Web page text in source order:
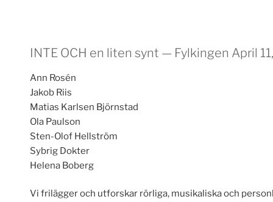
INTE OCH en liten synt — Fylkingen April
Ann Rosén
Jakob Riis
Matias Karlsen Björnstad
Ola Paulson
Sten-Olof Hellström
Sybrig Dokter
Helena Boberg
Vi frilägger och utforskar rörliga, musikaliska och